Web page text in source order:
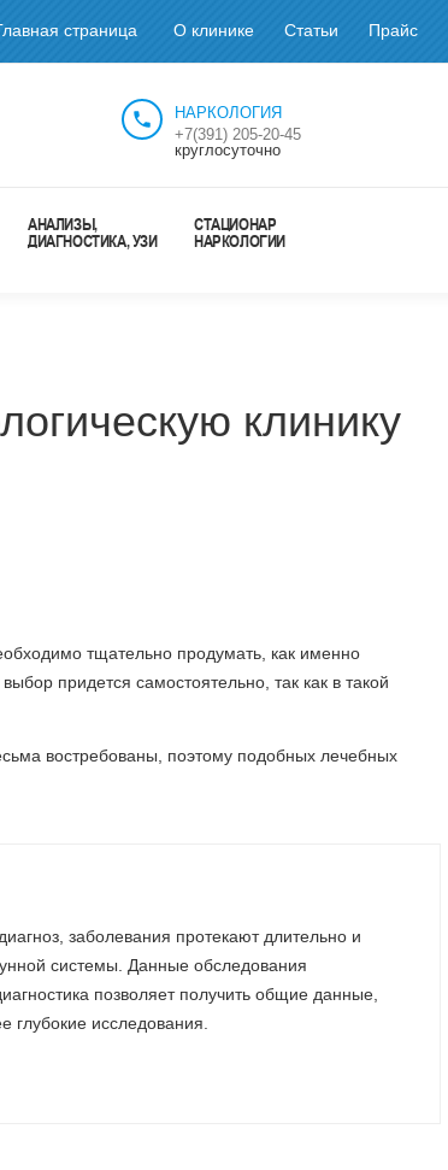
страница О клинике Статьи Прайс
НАРКОЛОГИЯ
+7(391) 205-20-45
круглосуточно
АНАЛИЗЫ,
ДИАГНОСТИКА, УЗИ
СТАЦИОНАР
НАРКОЛОГИИ
клинику
тщательно продумать, как именно
придется самостоятельно, так как в такой
востребованы, поэтому подобных лечебных
заболевания протекают длительно и
системы. Данные обследования
позволяет получить общие данные,
глубокие исследования.